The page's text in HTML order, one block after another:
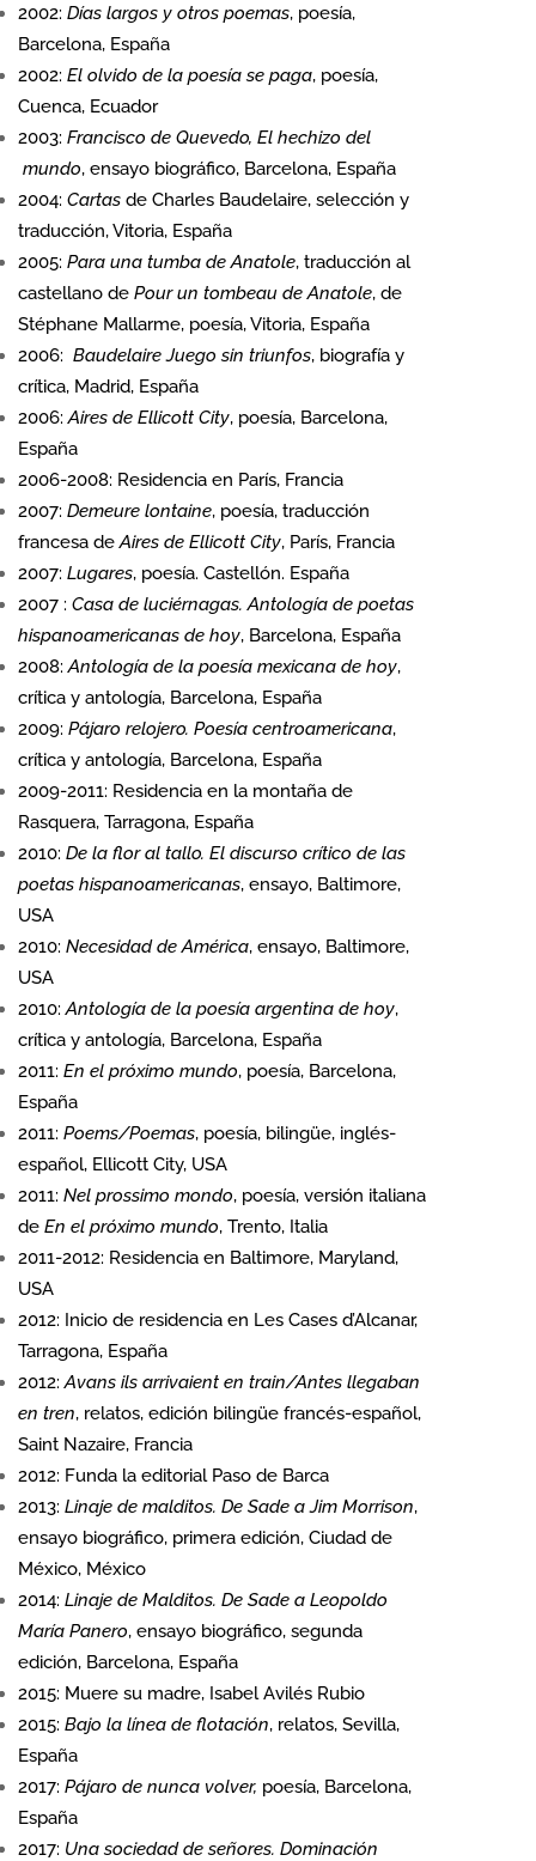
2002: Días largos y otros poemas, poesía,
Barcelona, España
2002: El olvido de la poesía se paga, poesía,
Cuenca, Ecuador
2003: Francisco de Quevedo, El hechizo del
mundo, ensayo biográfico, Barcelona, España
2004: Cartas de Charles Baudelaire, selección y
traducción, Vitoria, España
2005: Para una tumba de Anatole, traducción al
castellano de Pour un tombeau de Anatole, de
Stéphane Mallarme, poesía, Vitoria, España
2006: Baudelaire Juego sin triunfos, biografía y
crítica, Madrid, España
2006:Aires de Ellicott City, poesía, Barcelona,
España
2006-2008: Residencia en París, Francia
2007: Demeure lontaine, poesía, traducción
francesa deAires de Ellicott City, París, Francia
2007: Lugares, poesía. Castellón. España
2007 : Casa de luciérnagas. Antología de poetas
hispanoamericanas de hoy, Barcelona, España
2008:Antología de la poesía mexicana de hoy,
crítica y antología, Barcelona, España
2009: Pájaro relojero. Poesía centroamericana,
crítica y antología, Barcelona, España
2009-2011: Residencia en la montaña de
Rasquera, Tarragona, España
2010: De la flor al tallo. El discurso crítico de las
poetas hispanoamericanas, ensayo, Baltimore,
USA
2010: Necesidad de América, ensayo, Baltimore,
USA
2010:Antología de la poesía argentina de hoy,
crítica y antología, Barcelona, España
2011: En el próximo mundo, poesía, Barcelona,
España
2011: Poems/Poemas, poesía, bilingüe, inglés-
español, Ellicott City, USA
2011: Nel prossimo mondo, poesía, versión italiana
de En el próximo mundo, Trento, Italia
2011-2012: Residencia en Baltimore, Maryland,
USA
2012: Inicio de residencia en Les Cases d’Alcanar,
Tarragona, España
2012:Avans ils arrivaient en train/Antes llegaban
en tren, relatos, edición bilingüe francés-español,
Saint Nazaire, Francia
2012: Funda la editorial Paso de Barca
2013: Linaje de malditos. De Sade a Jim Morrison,
ensayo biográfico, primera edición, Ciudad de
México, México
2014: Linaje de Malditos. De Sade a Leopoldo
María Panero, ensayo biográfico, segunda
edición, Barcelona, España
2015: Muere su madre, Isabel Avilés Rubio
2015: Bajo la línea de flotación, relatos, Sevilla,
España
2017: Pájaro de nunca volver, poesía, Barcelona,
España
2017: Una sociedad de señores. Dominación